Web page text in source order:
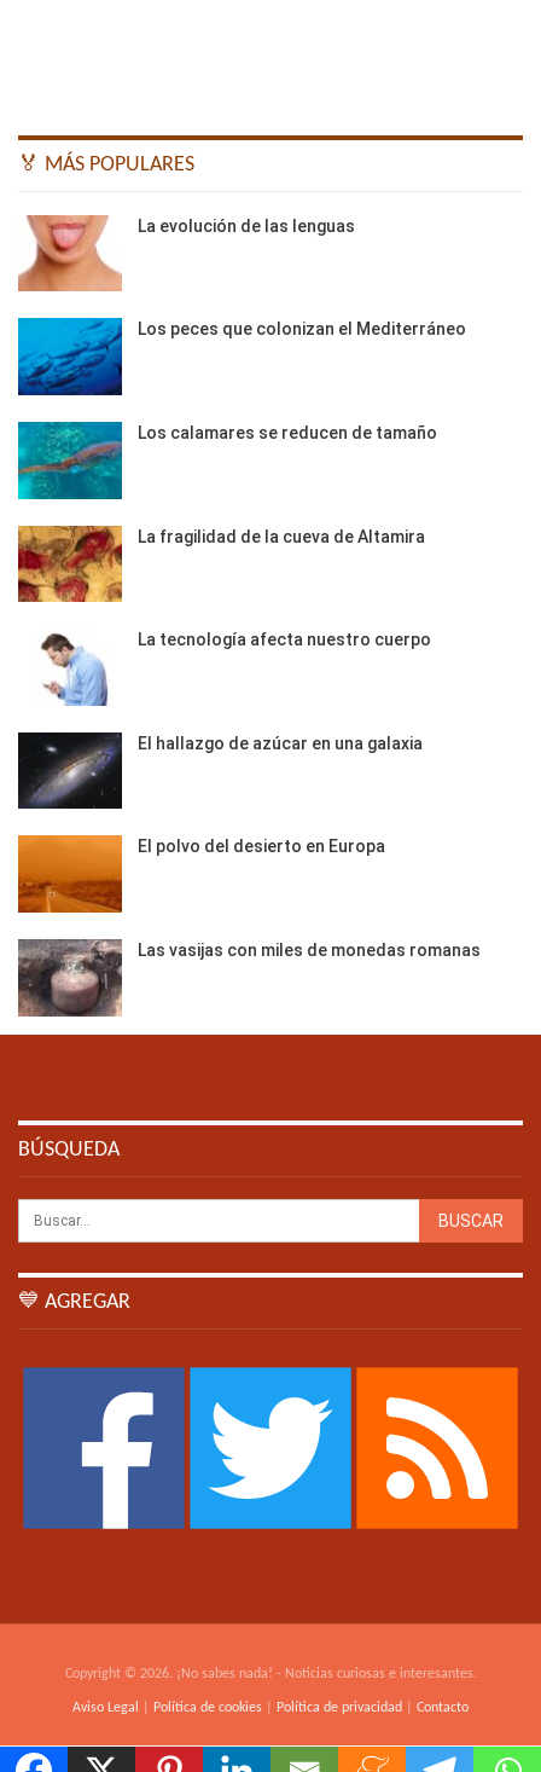
🏅 MÁS POPULARES
La evolución de las lenguas
Los peces que colonizan el Mediterráneo
Los calamares se reducen de tamaño
La fragilidad de la cueva de Altamira
La tecnología afecta nuestro cuerpo
El hallazgo de azúcar en una galaxia
El polvo del desierto en Europa
Las vasijas con miles de monedas romanas
BÚSQUEDA
💙 AGREGAR
Copyright © 2026. ¡No sabes nada! - Noticias curiosas e interesantes.
Aviso Legal Política de cookies Política de privacidad Contacto